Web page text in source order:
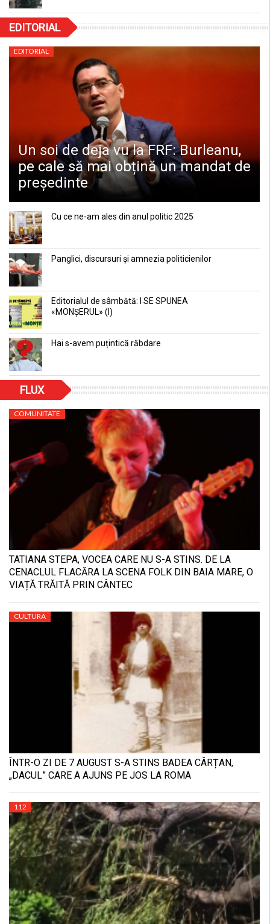
EDITORIAL
EDITORIAL
Un soi de deja vu la FRF: Burleanu,
pe cale să mai obțină un mandat de
președinte
Cu ce ne-am ales din anul politic 2025
Panglici, discursuri și amnezia politicienilor
Editorialul de sâmbătă: I SE SPUNEA
«MONȘERUL» (I)
Hai s-avem puțintică răbdare
FLUX
COMUNITATE
TATIANA STEPA, VOCEA CARE NU S-A STINS. DE LA
CENACLUL FLACĂRA LA SCENA FOLK DIN BAIA MARE, O
VIAȚĂ TRĂITĂ PRIN CÂNTEC
CULTURA
ÎNTR-O ZI DE 7 AUGUST S-A STINS BADEA CÂRȚAN,
„DACUL” CARE A AJUNS PE JOS LA ROMA
112